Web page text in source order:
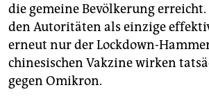
die gemeine Bevölkerung
den Autoritäten als einzige
erneut nur der Lockdown-
chinesischen Vakzine wirken
gegen Omikron.